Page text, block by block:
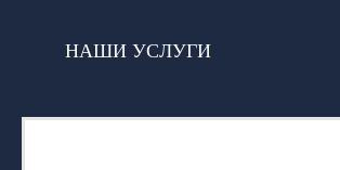
НАШИ УСЛУГИ